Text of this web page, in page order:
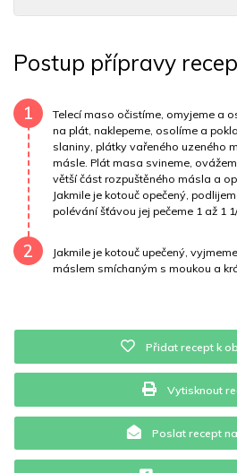
Uhlovodany 4 g
Draslík 897 mg Vláknina
Vitamín A3276.6 mg Vitamín
Vitamín B120 mg Vitamín
Vitamín E
Postup přípravy
1
Telecí maso očistíme, omyjeme a
na plát, naklepeme, osolíme a
slaniny, plátky vařeného uzeného
másle. Plát masa svineme,
větší část rozpuštěného másla a
Jakmile je kotouč opečený,
polévání šťávou jej pečeme 1 až 1
2
Jakmile je kotouč upečený,
máslem smíchaným s moukou a
Přidat recept k
Vytisknout
Poslat recept